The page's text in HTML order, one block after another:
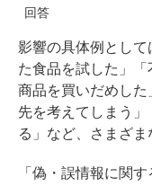
回答
影響の具体例とし
た食品を試した」
商品を買いだめし
先を考えてしまう
る」など、さまざま
「偽・誤情報に関